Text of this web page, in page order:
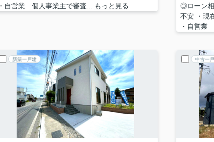
・自営業 個人事業主で審査...
もっと見る
◎ローン
不安 ・現
・自営業
新築一戸建 中古一